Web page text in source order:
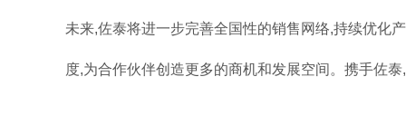
未来,佐泰将进一步完善全国性的销售网络,持续优化
度,为合作伙伴创造更多的商机和发展空间。携手佐